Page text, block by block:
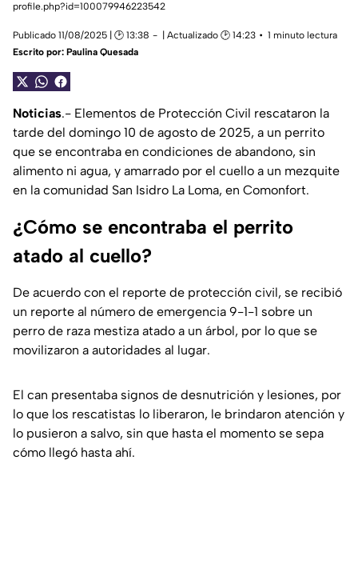
profile.php?id=100079946223542
Publicado 11/08/2025 | 🕑 13:38 | Actualizado 🕑 14:23
1 minuto lectura
Escrito por: Paulina Quesada
Noticias.- Elementos de Protección Civil rescataron la
tarde del domingo 10 de agosto de 2025, a un perrito
que se encontraba en condiciones de abandono, sin
alimento ni agua, y amarrado por el cuello a un mezquite
en la comunidad San Isidro La Loma, en Comonfort.
¿Cómo se encontraba el perrito
atado al cuello?
De acuerdo con el reporte de protección civil, se recibió
un reporte al número de emergencia 9-1-1 sobre un
perro de raza mestiza atado a un árbol, por lo que se
movilizaron a autoridades al lugar.
El can presentaba signos de desnutrición y lesiones, por
lo que los rescatistas lo liberaron, le brindaron atención y
lo pusieron a salvo, sin que hasta el momento se sepa
cómo llegó hasta ahí.